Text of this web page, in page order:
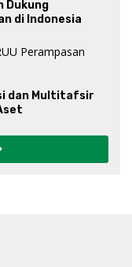
Dukung
di Indonesia
dan Multitafsir